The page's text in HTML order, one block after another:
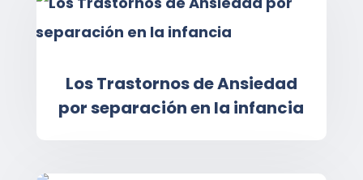
Los Trastornos de Ansiedad
por separación en la infancia